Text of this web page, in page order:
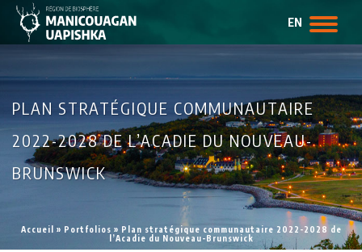
EN
PLAN STRATÉGIQUE COMMUNAUTAIRE
2022-2028 DE L’ACADIE DU NOUVEAU-
BRUNSWICK
Accueil » Portfolios » Plan stratégique communautaire 2022-2028 de
l’Acadie du Nouveau-Brunswick